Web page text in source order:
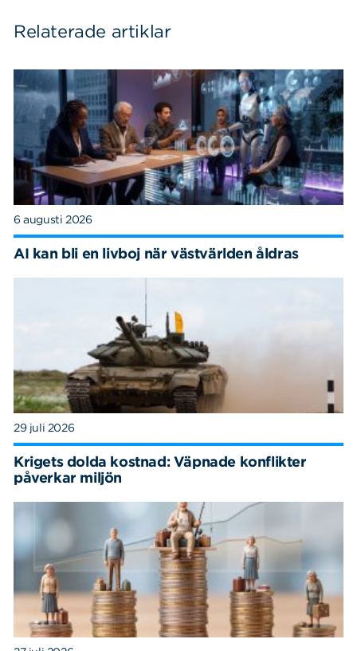
Relaterade artiklar
6 augusti 2026
AI kan bli en livboj när västvärlden åldras
29 juli 2026
Krigets dolda kostnad: Väpnade konflikter
påverkar miljön